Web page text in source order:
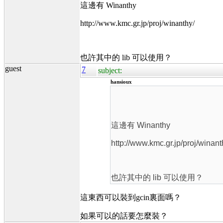
這邊有 Winanthy
http://www.kmc.gr.jp/proj/winanthy/
也許其中的 lib 可以使用？
guest
7 subject:
hansioux
這邊有 Winanthy
http://www.kmc.gr.jp/proj/
也許其中的 lib 可以使用？
這東西可以裝到gcin裏面嗎？
如果可以的話要怎麼裝？